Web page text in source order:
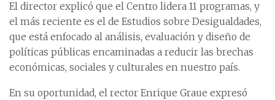
El director explicó que el Centro lidera 11 programas, y
el más reciente es el de Estudios sobre Desigualdades,
que está enfocado al análisis, evaluación y diseño de
políticas públicas encaminadas a reducir las brechas
económicas, sociales y culturales en nuestro país.
En su oportunidad, el rector Enrique Graue expresó